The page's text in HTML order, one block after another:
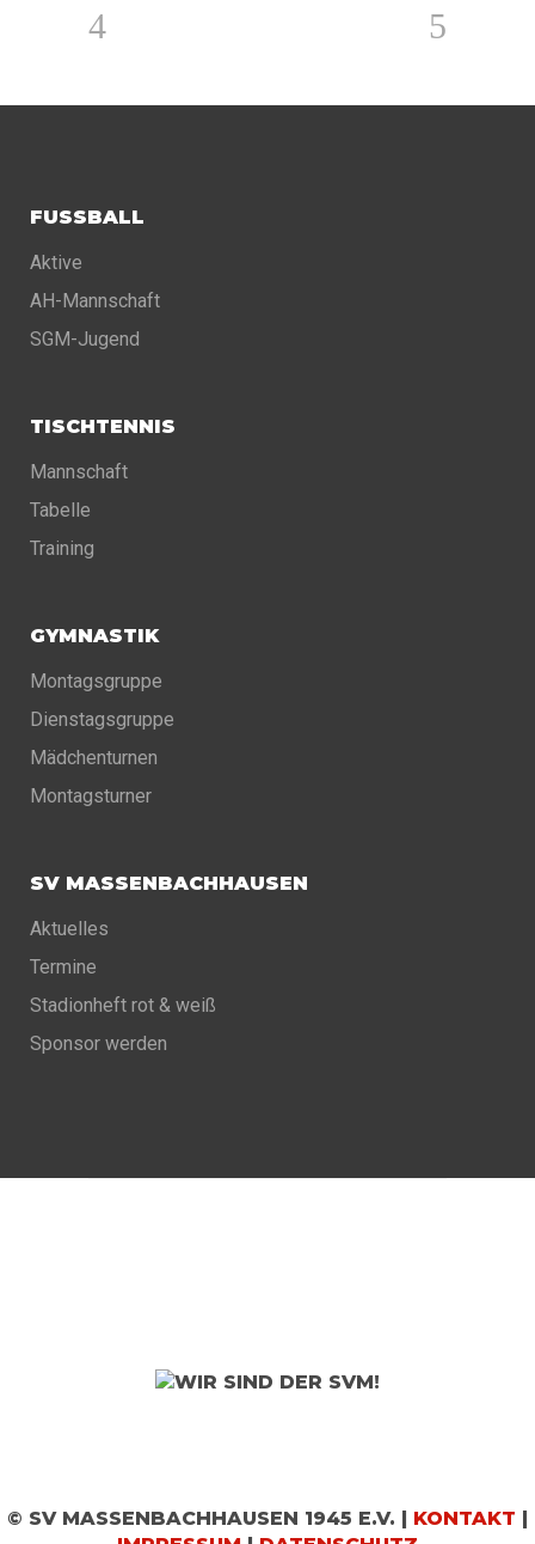
FUSSBALL
Aktive
AH-Mannschaft
SGM-Jugend
TISCHTENNIS
Mannschaft
Tabelle
Training
GYMNASTIK
Montagsgruppe
Dienstagsgruppe
Mädchenturnen
Montagsturner
SV MASSENBACHHAUSEN
Aktuelles
Termine
Stadionheft rot & weiß
Sponsor werden
© SV MASSENBACHHAUSEN 1945 E.V. | KONTAKT |